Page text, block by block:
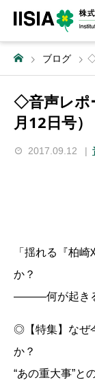
ブログ ◇
◇音声レポ
月12日号
2017.09.12
「揺れる『柏
か？
―――何が起きる
◎【特集】なぜ
か？
“あの重大事”と